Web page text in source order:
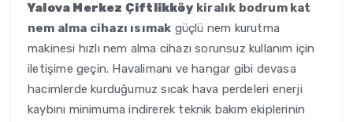
Yalova Merkez Çiftlikköykiralık bodrum kat
nem alma cihazı ısımak güçlü nem kurutma
makinesi hızlı nem alma cihazı sorunsuz kullanım için
iletişime geçin. Havalimanı ve hangar gibi devasa
hacimlerde kurduğumuz sıcak hava perdeleri enerji
kaybını minimuma indirerek teknik bakım ekiplerinin